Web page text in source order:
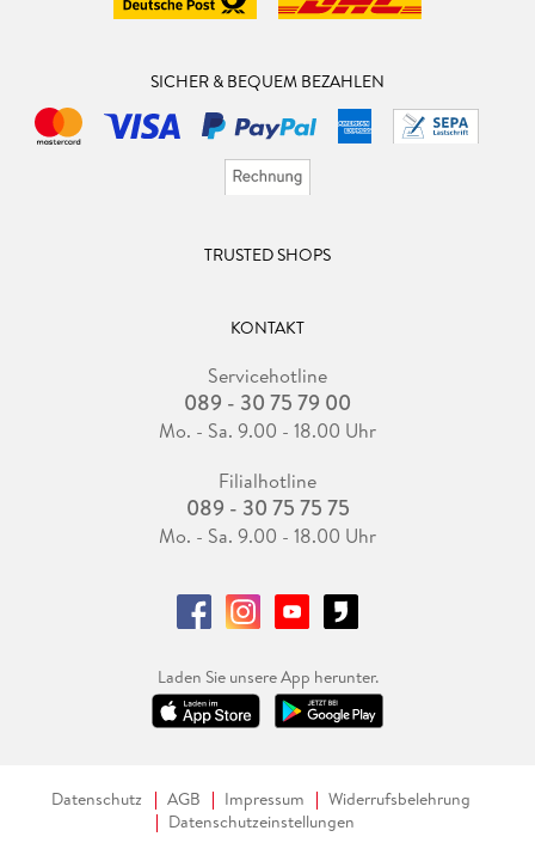
SICHER & BEQUEM BEZAHLEN
TRUSTED SHOPS
KONTAKT
Servicehotline
089 - 30 75 79 00
Mo. - Sa. 9.00 - 18.00 Uhr
Filialhotline
089 - 30 75 75 75
Mo. - Sa. 9.00 - 18.00 Uhr
Laden Sie unsere App herunter.
Datenschutz AGB Impressum
Widerrufsbelehrung
Datenschutzeinstellungen